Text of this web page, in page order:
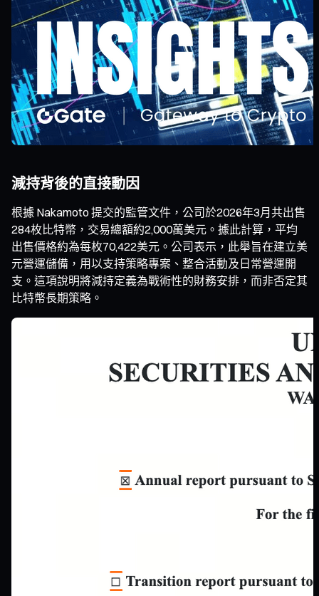
減持背後的直接動因
根據 Nakamoto 提交的監管文件，公司於2026年3月共出售
284枚比特幣，交易總額約2,000萬美元。據此計算，平均
出售價格約為每枚70,422美元。公司表示，此舉旨在建立美
元營運儲備，用以支持策略專案、整合活動及日常營運開
支。這項說明將減持定義為戰術性的財務安排，而非否定其
比特幣長期策略。